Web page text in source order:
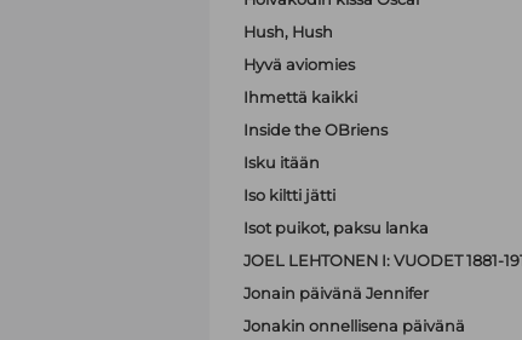
Hush, Hush
Hyvä aviomies
Ihmettä kaikki
Inside the OBriens
Isku itään
Iso kiltti jätti
Isot puikot, paksu lanka
JOEL LEHTONEN I: VUODET 1881-
Jonain päivänä Jennifer
Jonakin onnellisena päivänä